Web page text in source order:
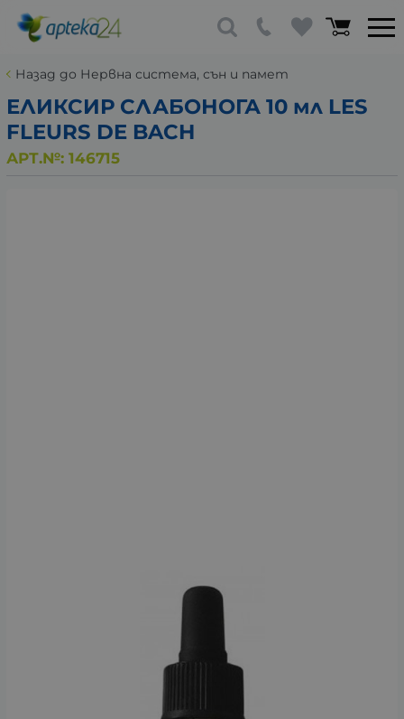
Назад до Нервна система, сън и памет
ЕЛИКСИР СЛАБОНОГА 10 мл LES
FLEURS DE BACH
АРТ.№: 146715